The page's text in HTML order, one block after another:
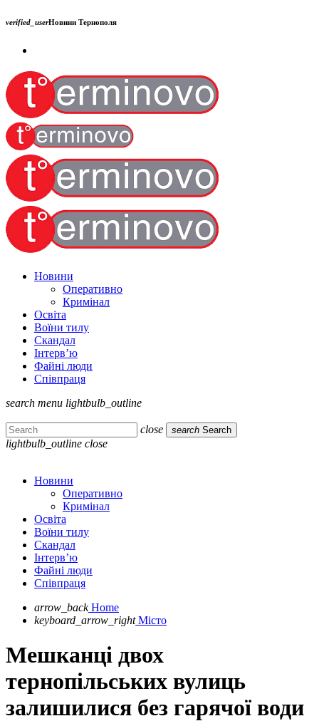
verified_userНовини Тернополя
Новини
Оперативно
Кримінал
Освіта
Воїни тилу
Скандал
Інтерв’ю
Файні люди
Співпраця
search menu lightbulb_outline
close search Search
lightbulb_outline close
Новини
Оперативно
Кримінал
Освіта
Воїни тилу
Скандал
Інтерв’ю
Файні люди
Співпраця
arrow_back Home
keyboard_arrow_right Місто
Мешканці двох
тернопільських вулиць
залишилися без гарячої води